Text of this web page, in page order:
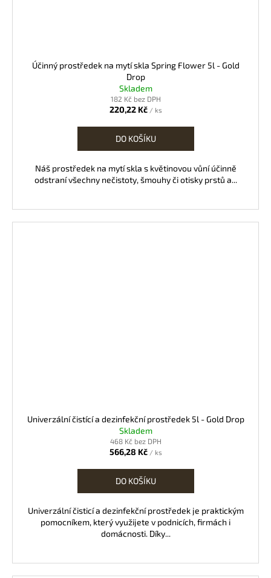
Účinný prostředek na mytí skla Spring Flower 5l - Gold
Drop
Skladem
182 Kč bez DPH
220,22 Kč / ks
DO KOŠÍKU
Náš prostředek na mytí skla s květinovou vůní účinně
odstraní všechny nečistoty, šmouhy či otisky prstů a...
Univerzální čistící a dezinfekční prostředek 5l - Gold Drop
Skladem
468 Kč bez DPH
566,28 Kč / ks
DO KOŠÍKU
Univerzální čisticí a dezinfekční prostředek je praktickým
pomocníkem, který využijete v podnicích, firmách i
domácnosti. Díky...